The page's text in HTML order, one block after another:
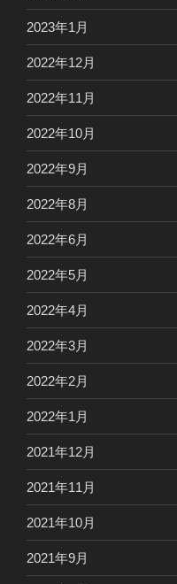
2023年1月
2022年12月
2022年11月
2022年10月
2022年9月
2022年8月
2022年6月
2022年5月
2022年4月
2022年3月
2022年2月
2022年1月
2021年12月
2021年11月
2021年10月
2021年9月